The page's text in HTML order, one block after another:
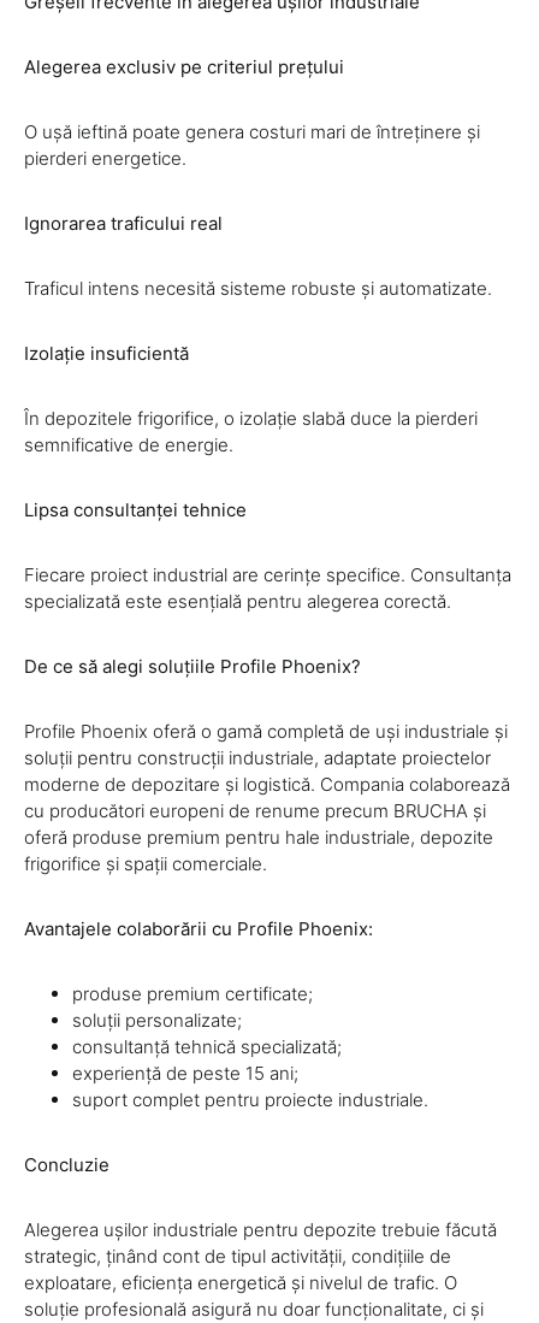
Alegerea exclusiv pe criteriul prețului
O ușă ieftină poate genera costuri mari de întreținere și
pierderi energetice.
Ignorarea traficului real
Traficul intens necesită sisteme robuste și automatizate.
Izolație insuficientă
În depozitele frigorifice, o izolație slabă duce la pierderi
semnificative de energie.
Lipsa consultanței tehnice
Fiecare proiect industrial are cerințe specifice. Consultanța
specializată este esențială pentru alegerea corectă.
De ce să alegi soluțiile Profile Phoenix?
Profile Phoenix oferă o gamă completă de uși industriale și
soluții pentru construcții industriale, adaptate proiectelor
moderne de depozitare și logistică. Compania colaborează
cu producători europeni de renume precum BRUCHA și
oferă produse premium pentru hale industriale, depozite
frigorifice și spații comerciale.
Avantajele colaborării cu Profile Phoenix:
produse premium certificate;
soluții personalizate;
consultanță tehnică specializată;
experiență de peste 15 ani;
suport complet pentru proiecte industriale.
Concluzie
Alegerea ușilor industriale pentru depozite trebuie făcută
strategic, ținând cont de tipul activității, condițiile de
exploatare, eficiența energetică și nivelul de trafic. O
soluție profesională asigură nu doar funcționalitate, ci și